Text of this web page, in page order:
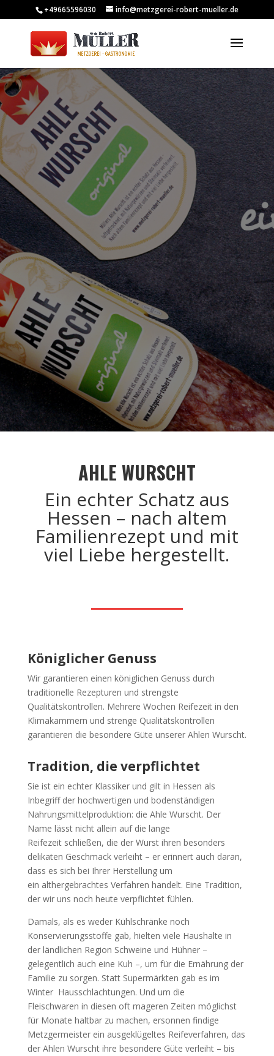
+49665596030 info@metzgerei-robert-mueller.de
AHLE WURSCHT
Ein echter Schatz aus
Hessen – nach altem
Familienrezept und mit
viel Liebe hergestellt.
Königlicher Genuss
Wir garantieren einen königlichen Genuss durch
traditionelle Rezepturen und strengste
Qualitätskontrollen. Mehrere Wochen Reifezeit in den
Klimakammern und strenge Qualitätskontrollen
garantieren die besondere Güte unserer Ahlen Wurscht.
Tradition, die verpflichtet
Sie ist ein echter Klassiker und gilt in Hessen als
Inbegriff der hochwertigen und bodenständigen
Nahrungsmittelproduktion: die Ahle Wurscht. Der
Name lässt nicht allein auf die lange
Reifezeit schließen, die der Wurst ihren besonders
delikaten Geschmack verleiht – er erinnert auch daran,
dass es sich bei Ihrer Herstellung um
ein althergebrachtes Verfahren handelt. Eine Tradition,
der wir uns noch heute verpflichtet fühlen.
Damals, als es weder Kühlschränke noch
Konservierungsstoffe gab, hielten viele Haushalte in
der ländlichen Region Schweine und Hühner –
gelegentlich auch eine Kuh –, um für die Ernährung der
Familie zu sorgen. Statt Supermärkten gab es im
Winter Hausschlachtungen. Und um die
Fleischwaren in diesen oft mageren Zeiten möglichst
für Monate haltbar zu machen, ersonnen findige
Metzgermeister ein ausgeklügeltes Reifeverfahren, das
der Ahlen Wurscht ihre besondere Güte verleiht – bis